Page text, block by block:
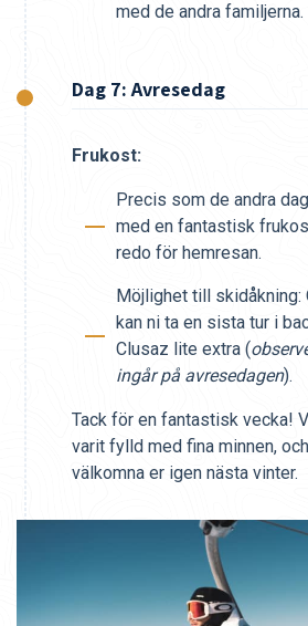
med de andra familjerna.
Dag 7: Avresedag
Frukost:
Precis som de andra
med en fantastisk
redo för hemresan.
Möjlighet till
kan ni ta en sista tur i
Clusaz lite extra (
ingår på avresedagen).
Tack för en fantastisk vecka!
varit fylld med fina minnen,
välkomna er igen nästa vinter.